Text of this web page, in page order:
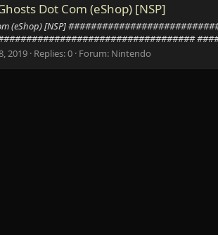
Dot Com (eShop) [NSP]
(eShop) [NSP]
2019 Replies: 0 Forum: Nintendo